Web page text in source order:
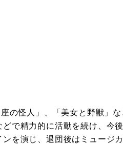
の怪人」、「美女と野獣」
で精力的に活動を続け、今
を演じ、退団後はミュージ